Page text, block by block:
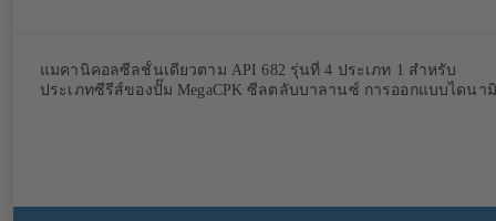
แมคานิคอลซีลชั้นเดียวตาม API 682 รุ่นที่ 4 ประเภท 1 สำหรับ
ประเภทซีรีส์ของปั๊ม MegaCPK ซีลตลับบาลานซ์ การออกแบบไดนา